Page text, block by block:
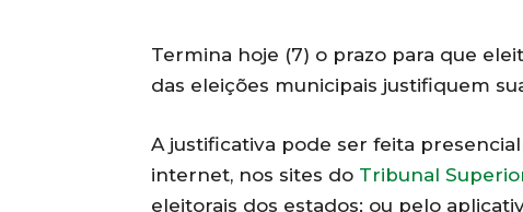
Termina hoje (7) o prazo para que
das eleições municipais justifiquem
A justificativa pode ser feita
internet, nos sites do Tribunal
eleitorais dos estados; ou pelo